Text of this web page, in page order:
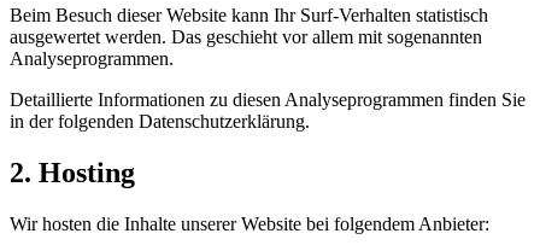
Beim Besuch dieser Website kann Ihr Surf-Verhalten statistisch
ausgewertet werden. Das geschieht vor allem mit sogenannten
Analyseprogrammen.
Detaillierte Informationen zu diesen Analyseprogrammen finden Sie
in der folgenden Datenschutzerklärung.
2. Hosting
Wir hosten die Inhalte unserer Website bei folgendem Anbieter: